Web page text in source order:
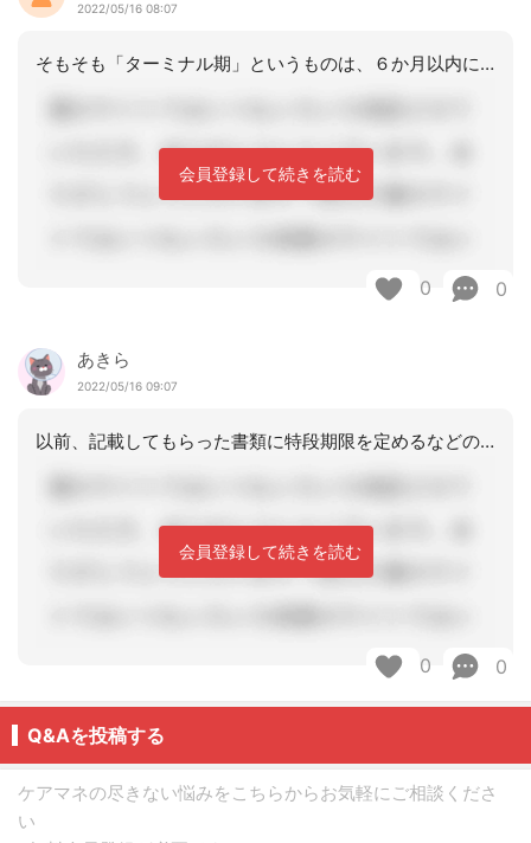
2022/05/16 08:07
そもそも「ターミナル期」というものは、６か月以内に死を迎えるであろうと医学的に判
会員登録して続きを読む
0 0
あきら
2022/05/16 09:07
以前、記載してもらった書類に特段期限を定めるなどの記載事項が無ければ、基本的には
会員登録して続きを読む
0 0
Q&Aを投稿する